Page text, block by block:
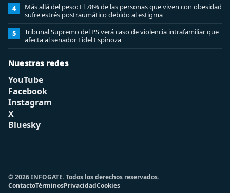
4
Más allá del peso: El 78% de las personas que viven con obesidad
sufre estrés postraumático debido al estigma
5
Tribunal Supremo del PS verá caso de violencia intrafamiliar que
afecta al senador Fidel Espinoza
Nuestras redes
YouTube
Facebook
Instagram
X
Bluesky
© 2026 INFOGATE. Todos los derechos reservados.
ContactoTérminosPrivacidadCookies